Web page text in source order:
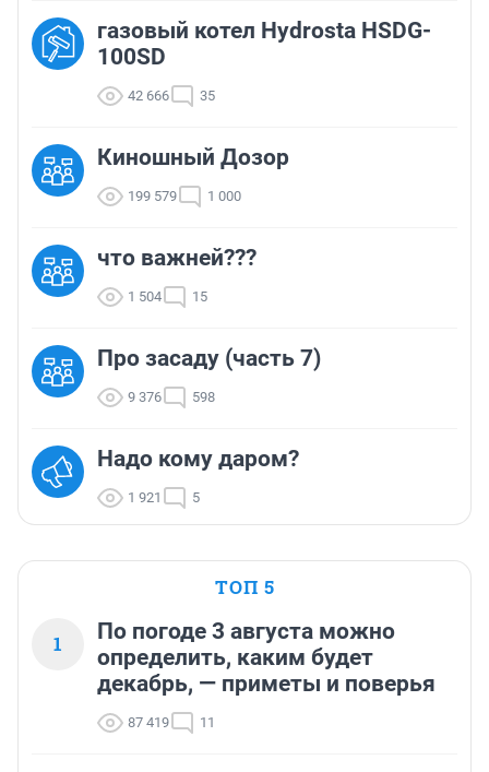
газовый котел Hydrosta HSDG-
100SD
42 666 35
Киношный Дозор
199 579 1 000
что важней???
1 504 15
Про засаду (часть 7)
9 376 598
Надо кому даром?
1 921 5
ТОП 5
1
По погоде 3 августа можно
определить, каким будет
декабрь, — приметы и поверья
87 419 11